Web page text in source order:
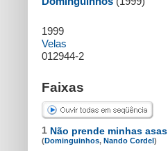
1999
Velas
012944-2
Faixas
1 Não prende minhas asas
(Dominguinhos, Nando Cordel )